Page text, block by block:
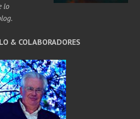
lo
& COLABORADORES